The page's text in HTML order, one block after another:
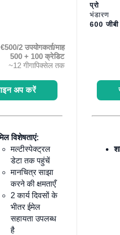
€500/2 उपयोगकर्ता/माह
500 + 100 क्रेडिट
~12 गीगापिक्सेल तक
अप करें
विशेषताएं:
मल्टीस्पेक्ट्रल
डेटा तक पहुंचें
मानचित्र साझा
करने की क्षमताएँ
2 कार्य दिवसों के
भीतर ईमेल
सहायता उपलब्ध
है
प्रो
भंडारण
600 जीबी